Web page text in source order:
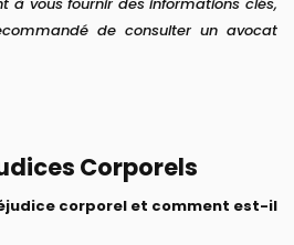
de consulter un avocat
Corporels
corporel et comment est-il